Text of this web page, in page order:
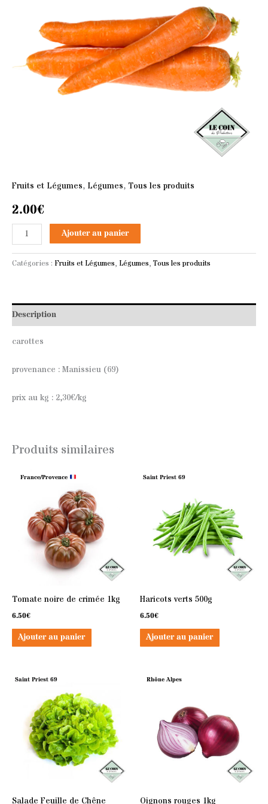
Fruits et Légumes, Légumes, Tous les produits
2.00€
Ajouter au panier
Catégories : Fruits et Légumes, Légumes, Tous les produits
Description
carottes
provenance : Manissieu (69)
prix au kg : 2,30€/kg
Produits similaires
France/Provence
Tomate noire de crimée 1kg
6.50€
Ajouter au panier
Saint Priest 69
Haricots verts 500g
6.50€
Ajouter au panier
Saint Priest 69
Salade Feuille de Chêne
Rhône Alpes
Oignons rouges 1kg